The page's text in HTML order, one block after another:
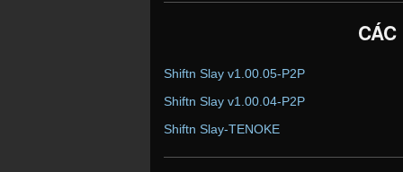
Shiftn Slay v1.00.05-P2P
Shiftn Slay v1.00.04-P2P
Shiftn Slay-TENOKE